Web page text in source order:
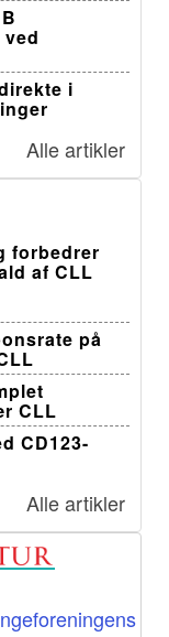
i
Alle artikler
forbedrer
af CLL
på
CLL
CD123-
Alle artikler